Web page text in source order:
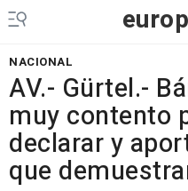
NACIONAL
AV.- Gürtel.-
muy contento
declarar y
que